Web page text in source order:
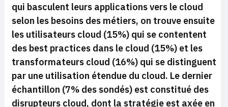
qui basculent leurs applications vers le cloud
selon les besoins des métiers, on trouve ensuite
les utilisateurs cloud (15%) qui se contentent
des best practices dans le cloud (15%) et les
transformateurs cloud (16%) qui se distinguent
par une utilisation étendue du cloud. Le dernier
échantillon (7% des sondés) est constitué des
disrupteurs cloud, dont la stratégie est axée en